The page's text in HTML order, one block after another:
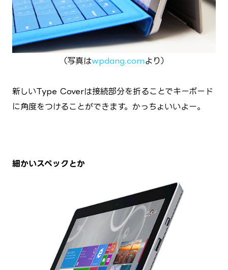
（写真はwpdang.comより）
新しいType Coverは接続部分を折ることでキーボード
に角度をつけることができます。かっちょいいよー。
細かいスペックとか